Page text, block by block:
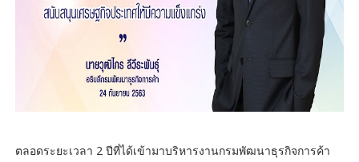
ตลอดระยะเวลา 2 ปีที่ได้เข้ามาบริหารงานกรมพัฒนาธุรกิจการค้า